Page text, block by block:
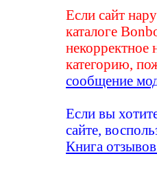
Если сайт
каталоге
некорректное
категорию,
сообщение
Если вы
сайте,
Книга